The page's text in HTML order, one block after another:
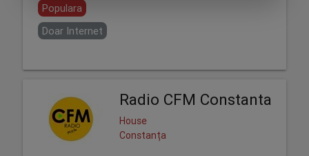
Populara
Doar Internet
Radio CFM Constanta
House
Constanța